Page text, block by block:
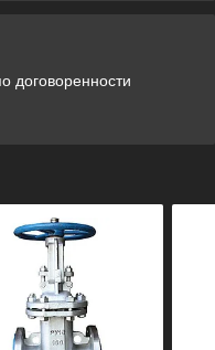
договоренности